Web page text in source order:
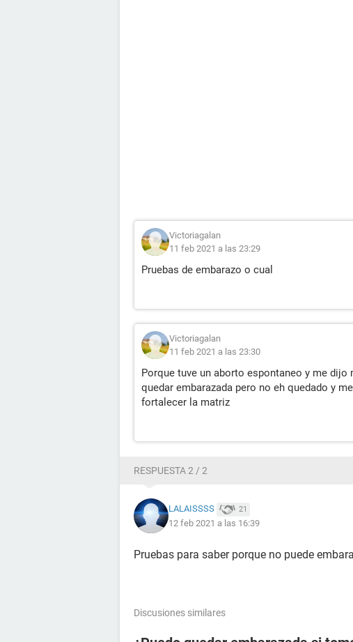
Victoriagalan
11 feb 2021 a las 23:29
Pruebas de embarazo o cual
Victoriagalan
11 feb 2021 a las 23:30
Porque tuve un aborto espontaneo y me
quedar embarazada pero no eh quedado y
fortalecer la matriz
RESPUESTA 2 / 2
LALAISSSS 21
12 feb 2021 a las 16:39
Pruebas para saber porque no puede
Discusiones similares